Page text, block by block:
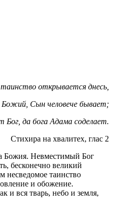
открывается днесь,
Сын человече бывает;
Бог, да бога Адама соделает.
Стихира на хвалитех, глас 2
Божия. Невместимый Бог
бесконечно великий
несведомое таинство
и обожение.
и вся тварь, небо и земля,